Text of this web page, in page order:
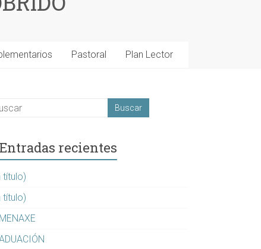
Pastoral Plan Lector
Entradas recientes
título)
título)